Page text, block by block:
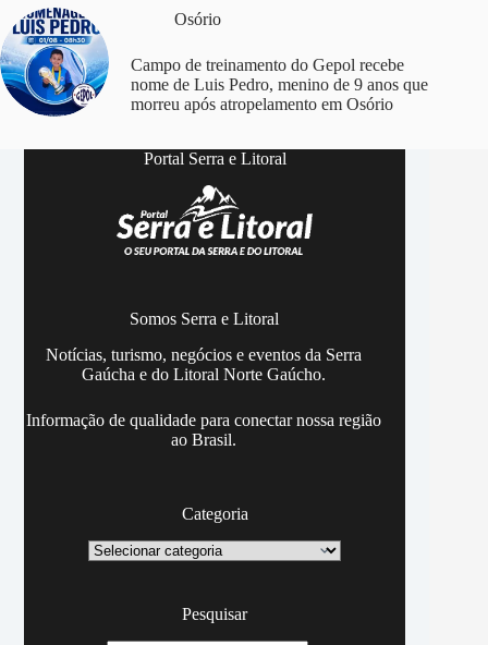
Osório
Campo de treinamento do Gepol recebe
nome de Luis Pedro, menino de 9 anos que
morreu após atropelamento em Osório
Portal Serra e Litoral
Somos Serra e Litoral
Notícias, turismo, negócios e eventos da Serra
Gaúcha e do Litoral Norte Gaúcho.
Informação de qualidade para conectar nossa região
ao Brasil.
Categoria
Categoria
Pesquisar